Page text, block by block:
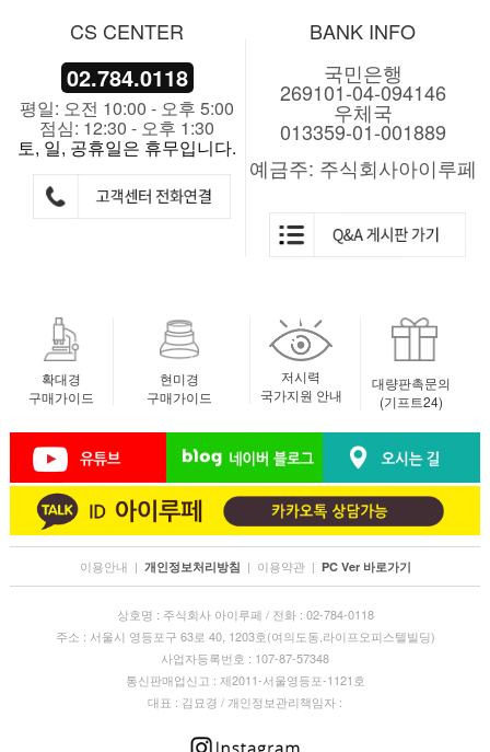
CS CENTER
02.784.0118
평일: 오전 10:00 - 오후 5:00
점심: 12:30 - 오후 1:30
토, 일, 공휴일은 휴무입니다.
BANK INFO
국민은행
269101-04-094146
우체국
013359-01-001889
예금주: 주식회사아이루페
확대경
구매가이드
현미경
구매가이드
저시력
국가지원 안내
대량판촉문의
(기프트24)
이용안내 | 개인정보처리방침 | 이용약관 | PC Ver 바로가기
상호명 : 주식회사 아이루페 / 전화 : 02-784-0118
주소 : 서울시 영등포구 63로 40, 1203호(여의도동,라이프오피스텔빌딩)
사업자등록번호 : 107-87-57348
통신판매업신고 : 제2011-서울영등포-1121호
대표 : 김묘경 / 개인정보관리책임자 :